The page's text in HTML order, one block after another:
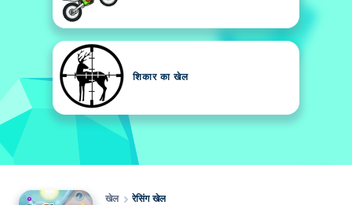
शिकार का खेल
खेल रेसिंग खेल